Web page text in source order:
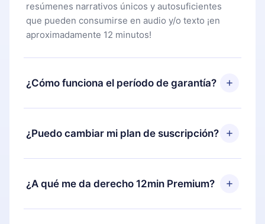
resúmenes narrativos únicos y autosuficientes
que pueden consumirse en audio y/o texto ¡en
aproximadamente 12 minutos!
¿Cómo funciona el período de garantía?
Puedes descargar nuestra aplicación y comenzar a
disfrutar de nuestra biblioteca. Si por alguna razón
no estás satisfecho con nuestra plataforma,
días posteriores a la compra y solicita el
pagaste, sin preguntas ni burocracia.
¿Puedo cambiar mi plan de suscripción?
Sí, pero el cambio solo se aplicará a partir del
próximo período de facturación. Por ejemplo, si
decides cambiar tu suscripción mensual a anual,
¿A qué me da derecho 12min Premium?
12min Premium es un plan que te garantiza acceso